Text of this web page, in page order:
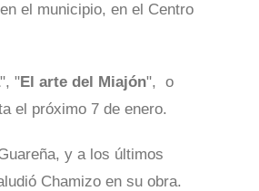
el municipio, en el Centro
", "El arte del Miajón", o
el próximo 7 de enero.
y a los últimos
Chamizo en su obra.